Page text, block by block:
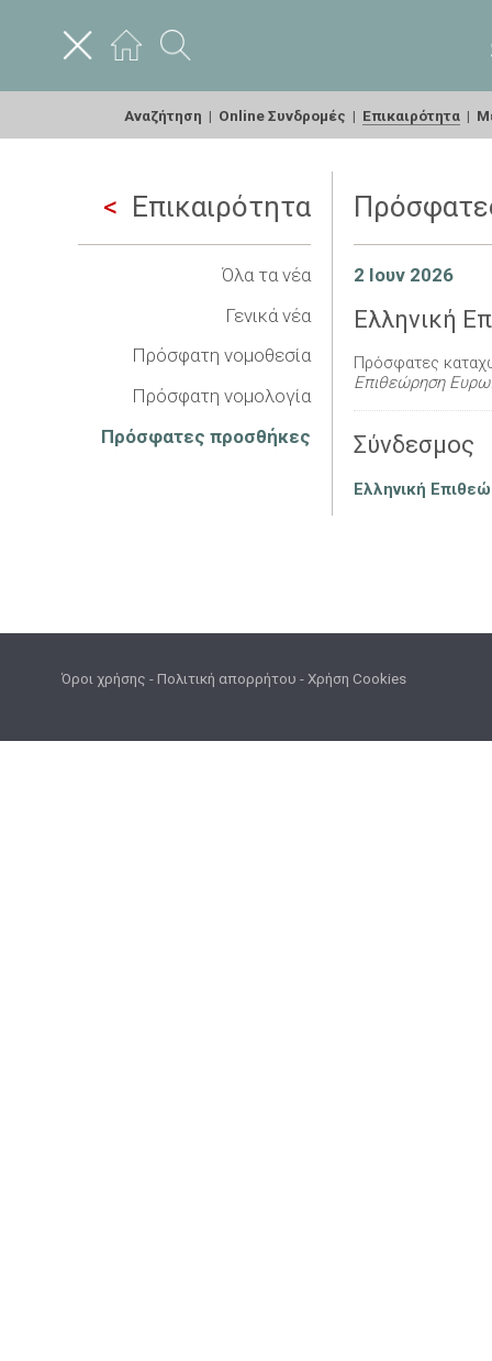
Αναζήτηση | Online Συνδρομές | Επικαιρότητα |
Επικαιρότητα
Όλα τα νέα
Γενικά νέα
Πρόσφατη νομοθεσία
Πρόσφατη νομολογία
Πρόσφατες προσθήκες
2 Ιουν 2026
Ελληνική
Πρόσφατες
Επιθεώρηση
Σύνδεσμος
Ελληνική
Όροι χρήσης -Πολιτική απορρήτου -Χρήση Cookies